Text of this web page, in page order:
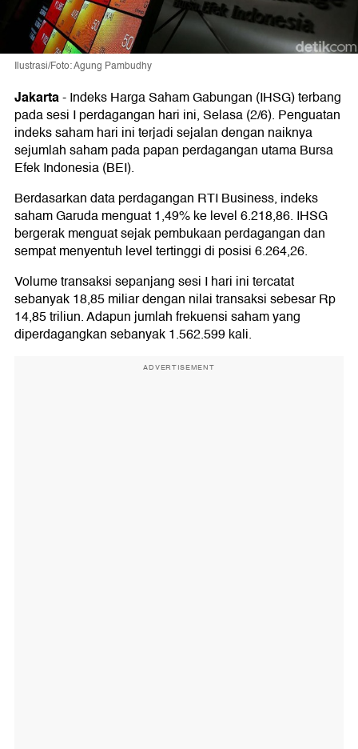
Ilustrasi/Foto: Agung Pambudhy
Jakarta-Indeks Harga Saham Gabungan (IHSG) terbang
pada sesi I perdagangan hari ini, Selasa (2/6). Penguatan
indeks saham hari ini terjadi sejalan dengan naiknya
sejumlah saham pada papan perdagangan utama Bursa
Efek Indonesia (BEI).
Berdasarkan data perdagangan RTI Business, indeks
saham Garuda menguat 1,49% ke level 6.218,86. IHSG
bergerak menguat sejak pembukaan perdagangan dan
sempat menyentuh level tertinggi di posisi 6.264,26.
Volume transaksi sepanjang sesi I hari ini tercatat
sebanyak 18,85 miliar dengan nilai transaksi sebesar Rp
14,85 triliun. Adapun jumlah frekuensi saham yang
diperdagangkan sebanyak 1.562.599 kali.
ADVERTISEMENT